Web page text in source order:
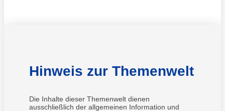
Hinweis zur Themenwelt
Die Inhalte dieser Themenwelt dienen
ausschließlich der allgemeinen Information und